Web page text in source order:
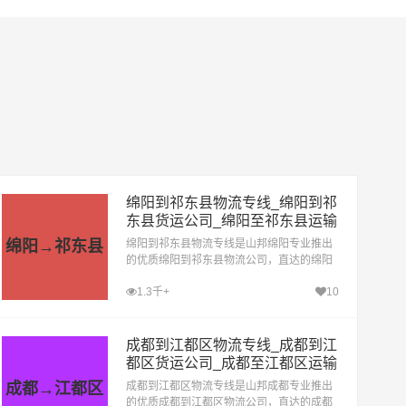
绵阳→祁东县
绵阳到祁东县物流专线_绵阳到祁
东县货运公司_绵阳至祁东县运输
专线哪家好
绵阳到祁东县物流专线是山邦绵阳专业推出
的优质绵阳到祁东县物流公司，直达的绵阳
绵阳到祁东县货运公司已成为山邦绵阳的优
1.3千+ 10
成都→江都区
成都到江都区物流专线_成都到江
都区货运公司_成都至江都区运输
专线哪家好
成都到江都区物流专线是山邦成都专业推出
的优质成都到江都区物流公司，直达的成都